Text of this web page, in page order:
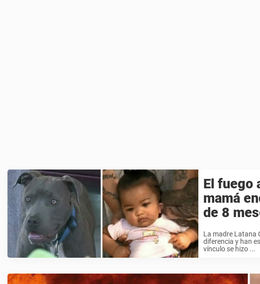
El fuego
mamá
de 8
La madre Latana
diferencia y han
vínculo se hizo ...